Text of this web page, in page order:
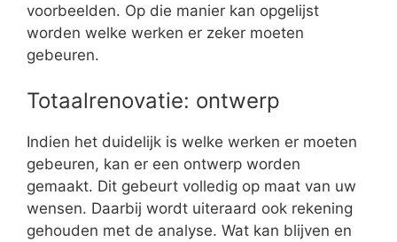
voorbeelden. Op die manier kan opgelijst
worden welke werken er zeker moeten
gebeuren.
Totaalrenovatie: ontwerp
Indien het duidelijk is welke werken er moeten
gebeuren, kan er een ontwerp worden
gemaakt. Dit gebeurt volledig op maat van uw
wensen. Daarbij wordt uiteraard ook rekening
gehouden met de analyse. Wat kan blijven en